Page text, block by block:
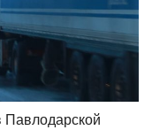
Павлодарской